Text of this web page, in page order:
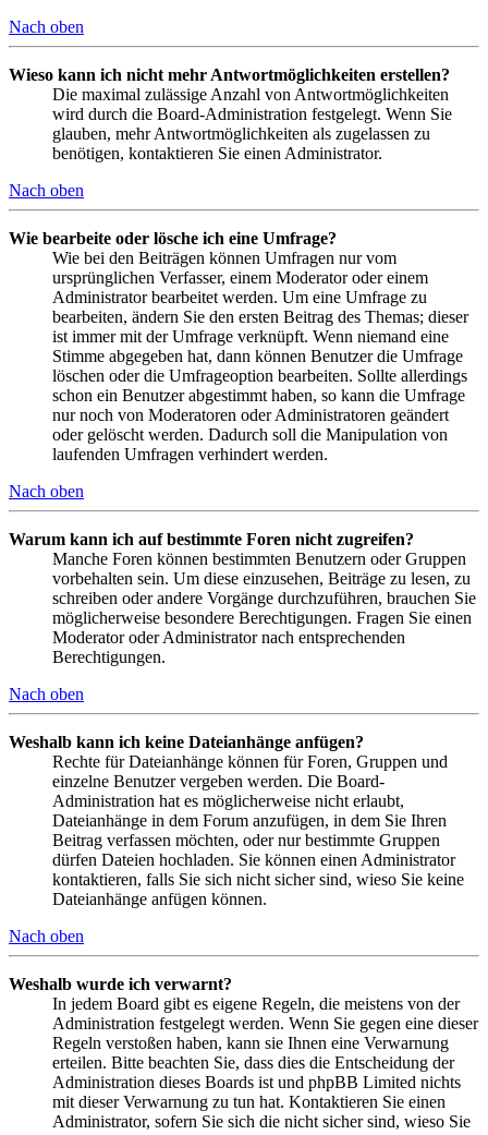
Nach oben
Wieso kann ich nicht mehr Antwortmöglichkeiten erstellen?
Die maximal zulässige Anzahl von Antwortmöglichkeiten
wird durch die Board-Administration festgelegt. Wenn Sie
glauben, mehr Antwortmöglichkeiten als zugelassen zu
benötigen, kontaktieren Sie einen Administrator.
Nach oben
Wie bearbeite oder lösche ich eine Umfrage?
Wie bei den Beiträgen können Umfragen nur vom
ursprünglichen Verfasser, einem Moderator oder einem
Administrator bearbeitet werden. Um eine Umfrage zu
bearbeiten, ändern Sie den ersten Beitrag des Themas; dieser
ist immer mit der Umfrage verknüpft. Wenn niemand eine
Stimme abgegeben hat, dann können Benutzer die Umfrage
löschen oder die Umfrageoption bearbeiten. Sollte allerdings
schon ein Benutzer abgestimmt haben, so kann die Umfrage
nur noch von Moderatoren oder Administratoren geändert
oder gelöscht werden. Dadurch soll die Manipulation von
laufenden Umfragen verhindert werden.
Nach oben
Warum kann ich auf bestimmte Foren nicht zugreifen?
Manche Foren können bestimmten Benutzern oder Gruppen
vorbehalten sein. Um diese einzusehen, Beiträge zu lesen, zu
schreiben oder andere Vorgänge durchzuführen, brauchen Sie
möglicherweise besondere Berechtigungen. Fragen Sie einen
Moderator oder Administrator nach entsprechenden
Berechtigungen.
Nach oben
Weshalb kann ich keine Dateianhänge anfügen?
Rechte für Dateianhänge können für Foren, Gruppen und
einzelne Benutzer vergeben werden. Die Board-
Administration hat es möglicherweise nicht erlaubt,
Dateianhänge in dem Forum anzufügen, in dem Sie Ihren
Beitrag verfassen möchten, oder nur bestimmte Gruppen
dürfen Dateien hochladen. Sie können einen Administrator
kontaktieren, falls Sie sich nicht sicher sind, wieso Sie keine
Dateianhänge anfügen können.
Nach oben
Weshalb wurde ich verwarnt?
In jedem Board gibt es eigene Regeln, die meistens von der
Administration festgelegt werden. Wenn Sie gegen eine dieser
Regeln verstoßen haben, kann sie Ihnen eine Verwarnung
erteilen. Bitte beachten Sie, dass dies die Entscheidung der
Administration dieses Boards ist und phpBB Limited nichts
mit dieser Verwarnung zu tun hat. Kontaktieren Sie einen
Administrator, sofern Sie sich die nicht sicher sind, wieso Sie